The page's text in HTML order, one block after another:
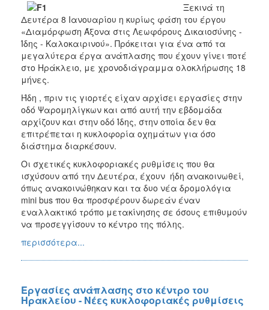
Ξεκινά τη
Δευτέρα 8 Ιανουαρίου η κυρίως φάση του έργου
«Διαμόρφωση Άξονα στις Λεωφόρους Δικαιοσύνης -
Ίδης - Καλοκαιρινού». Πρόκειται για ένα από τα
μεγαλύτερα έργα ανάπλασης που έχουν γίνει ποτέ
στο Ηράκλειο, με χρονοδιάγραμμα ολοκλήρωσης 18
μήνες.
Ήδη , πριν τις γιορτές είχαν αρχίσει εργασίες στην
οδό Ψαρομηλίγκων και από αυτή την εβδομάδα
αρχίζουν και στην οδό Ίδης, στην οποία δεν θα
επιτρέπεται η κυκλοφορία οχημάτων για όσο
διάστημα διαρκέσουν.
Οι σχετικές κυκλοφοριακές ρυθμίσεις που θα
ισχύσουν από την Δευτέρα, έχουν ήδη ανακοινωθεί,
όπως ανακοινώθηκαν και τα δυο νέα δρομολόγια
mini bus που θα προσφέρουν δωρεάν έναν
εναλλακτικό τρόπο μετακίνησης σε όσους επιθυμούν
να προσεγγίσουν το κέντρο της πόλης.
περισσότερα...
Εργασίες ανάπλασης στο κέντρο του
Ηρακλείου - Νέες κυκλοφοριακές ρυθμίσεις